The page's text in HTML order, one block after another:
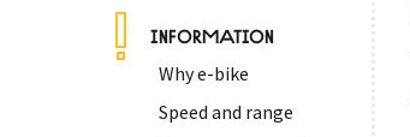
INFORMATION
Why e-bike
Speed and range